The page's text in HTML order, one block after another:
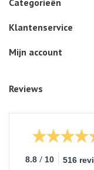
Categorieën
Klantenservice
Mijn account
Reviews
8.8 / 10 516